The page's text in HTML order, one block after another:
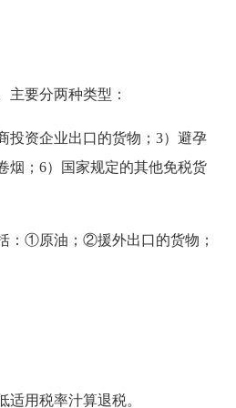
要分两种类型：
资企业出口的货物；3）避孕
烟；6）国家规定的其他免税货
①原油；②援外出口的货物；
用税率汁算退税。